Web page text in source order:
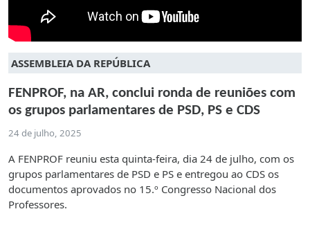
ASSEMBLEIA DA REPÚBLICA
FENPROF, na AR, conclui ronda de reuniões com
os grupos parlamentares de PSD, PS e CDS
24 de julho, 2025
A FENPROF reuniu esta quinta-feira, dia 24 de julho, com os
grupos parlamentares de PSD e PS e entregou ao CDS os
documentos aprovados no 15.º Congresso Nacional dos
Professores.